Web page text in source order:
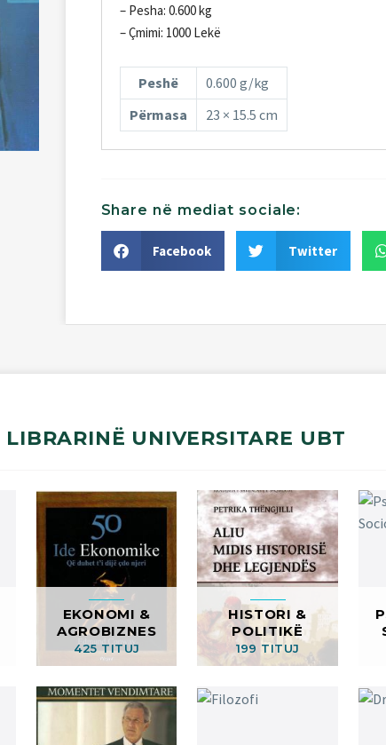
– Pesha: 0.600 kg
– Çmimi: 1000 Lekë
Peshë
0.600 g/kg
Përmasa
23 × 15.5 cm
Share në mediat sociale:
Facebook Twitter
LIBRARINË UNIVERSITARE UBT
EKONOMI &
AGROBIZNES
425 TITUJ
HISTORI &
POLITIKË
199 TITUJ